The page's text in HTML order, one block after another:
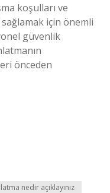
koşulları ve
için önemli
güvenlik
önceden
nedir açıklayınız